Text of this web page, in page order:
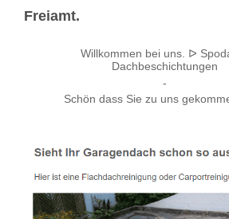
Freiamt.
Willkommen bei uns. ᐅ
Dachbeschichtungen
-
Schön dass Sie zu uns